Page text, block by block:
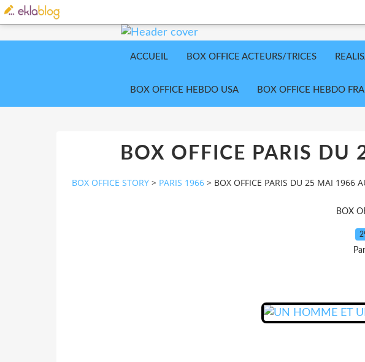
ACCUEIL BOX OFFICE ACTEURS/TRICES
BOX OFFICE HEBDO USA BOX OFFICE HEBDO
BOX OFFICE PARIS
BOX OFFICE STORY > PARIS 1966 > BOX OFFICE PARIS DU 25 MAI 1966
BOX